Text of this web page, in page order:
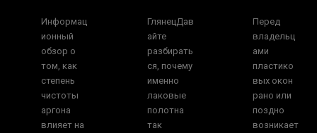
Информац
ионный
обзор о
том, как
степень
чистоты
аргона
влияет на
ГлянецДав
айте
разбирать
ся, почему
именно
лаковые
полотна
так
Перед
владельц
ами
пластико
вых окон
рано или
поздно
возникает